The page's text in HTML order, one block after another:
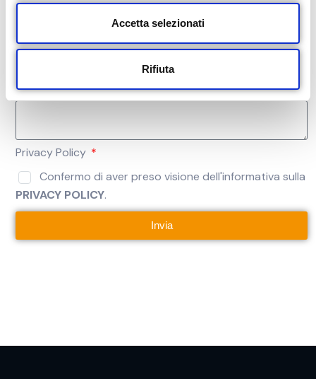
Accetta selezionati
Rifiuta
Indica la data per l’appuntamento
Ulteriori comunicazioni
Privacy Policy
Confermo di aver preso visione dell'informativa sulla
PRIVACY POLICY.
Invia